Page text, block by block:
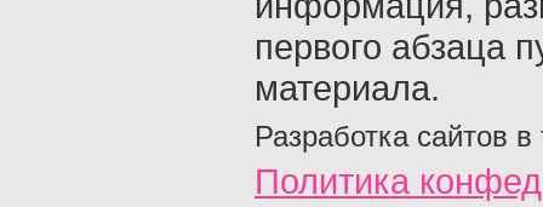
первого абзаца
материала.
Разработка сайтов в
Политика